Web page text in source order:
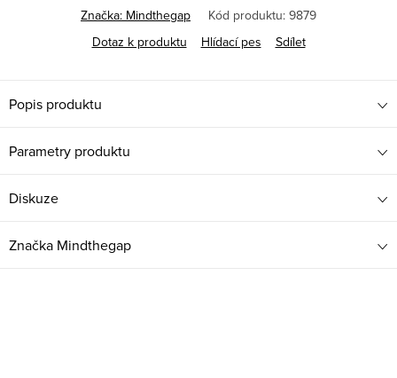
Značka: Mindthegap Kód produktu: 9879
Dotaz k produktu
Hlídací pes Sdílet
Popis produktu
Parametry produktu
Diskuze
Značka Mindthegap